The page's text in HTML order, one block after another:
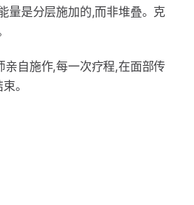
量是分层施加的,而非堆叠。克
亲自施作,每一次疗程,在面部传
。